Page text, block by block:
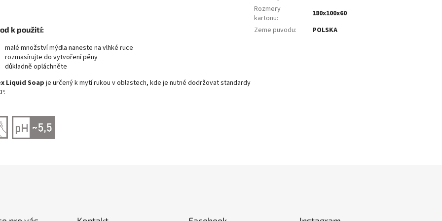
k použití:
malé množství mýdla naneste na vlhké ruce
rozmasírujte do vytvoření pěny
důkladně opláchněte
Liquid Soapje určený k mytí rukou v oblastech, kde je nutné dodržovat standardy
Rozmery
kartonu:
180x100x60
Zeme puvodu: POLSKA